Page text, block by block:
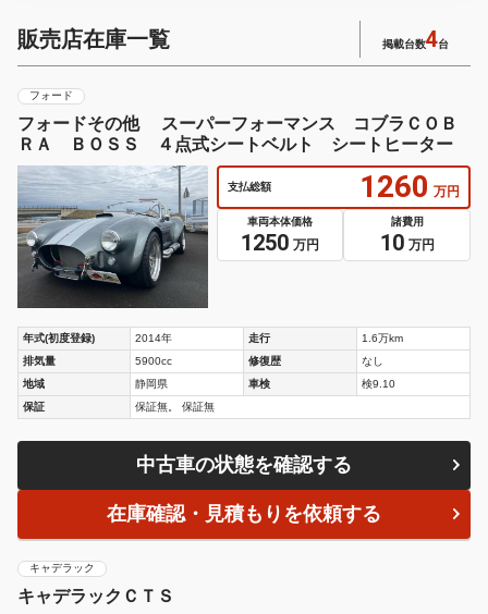
販売店在庫一覧 掲載台数4台
フォード
フォードその他 スーパーフォーマンス コブラＣＯＢ
ＲＡ ＢＯＳＳ ４点式シートベルト シートヒーター
支払総額 1260 万円
車両本体価格
1250 万円
諸費用
10 万円
年式(初度登録) 2014年 走行
1.6万km
排気量
5900cc 修復歴
なし
地域
静岡県 車検
検9.10
保証
保証無。 保証無
中古車の状態を確認する
在庫確認・見積もりを依頼する
キャデラック
キャデラックＣＴＳ